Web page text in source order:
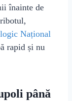
înainte de
Național
rapid și nu
până